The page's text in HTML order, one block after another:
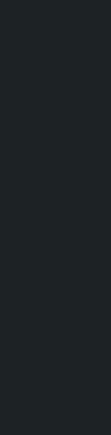
जिल्ला
मात्रै
४ लाख